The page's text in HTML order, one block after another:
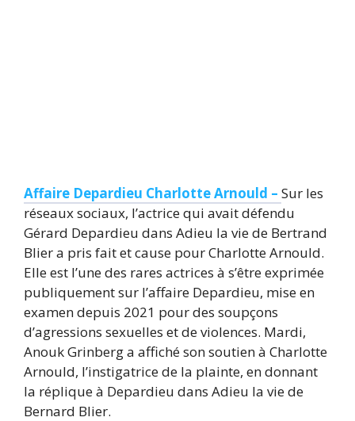
Affaire Depardieu Charlotte Arnould – Sur les
réseaux sociaux, l’actrice qui avait défendu
Gérard Depardieu dans Adieu la vie de Bertrand
Blier a pris fait et cause pour Charlotte Arnould.
Elle est l’une des rares actrices à s’être exprimée
publiquement sur l’affaire Depardieu, mise en
examen depuis 2021 pour des soupçons
d’agressions sexuelles et de violences. Mardi,
Anouk Grinberg a affiché son soutien à Charlotte
Arnould, l’instigatrice de la plainte, en donnant
la réplique à Depardieu dans Adieu la vie de
Bernard Blier.